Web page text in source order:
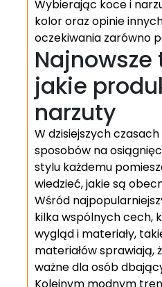
Wybierając koce i
kolor oraz opinie
oczekiwania zarówno
jakie
narzuty
W dzisiejszych
sposobów na
stylu każdemu
wiedzieć, jakie są
Wśród
kilka wspólnych cech,
wygląd i materiały,
materiałów sprawiają,
ważne dla osób